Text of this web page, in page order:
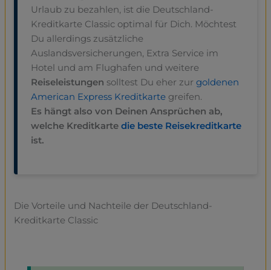
Urlaub zu bezahlen, ist die Deutschland-
Kreditkarte Classic optimal für Dich. Möchtest
Du allerdings zusätzliche
Auslandsversicherungen, Extra Service im
Hotel und am Flughafen und weitere
Reiseleistungen solltest Du eher zurgoldenen
American Express Kreditkarte greifen.
Es hängt also von Deinen Ansprüchen ab,
welche Kreditkartedie beste Reisekreditkarte
ist.
Die Vorteile und Nachteile der Deutschland-
Kreditkarte Classic